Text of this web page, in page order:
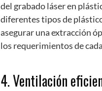
del grabado láser en
diferentes tipos de
asegurar una extracción
los requerimientos de
4. Ventilación